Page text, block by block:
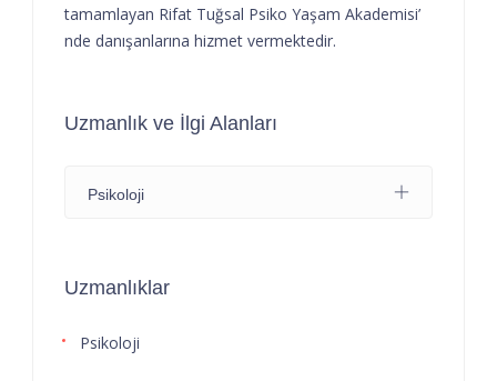
tamamlayan Rifat Tuğsal Psiko Yaşam Akademisi’
nde danışanlarına hizmet vermektedir.
Uzmanlık ve İlgi Alanları
Psikoloji
Uzmanlıklar
Psikoloji